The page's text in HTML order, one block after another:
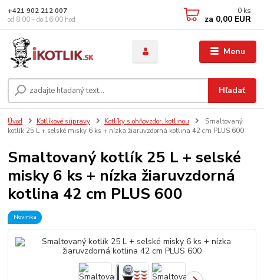
Menu
Hľadať
+421 902 212 007
od 8:00 - do 16:00 hod
0 ks
za 0,00 EUR
Úvod Kotlíkové súpravy Kotlíky s ohňovzdor. kotlinou
Smaltovaný
kotlík 25 L + selské misky 6 ks + nízka žiaruvzdorná kotlina 42 cm PLUS 600
Smaltovaný kotlík 25 L + selské
misky 6 ks + nízka žiaruvzdorná
kotlina 42 cm PLUS 600
Novinka